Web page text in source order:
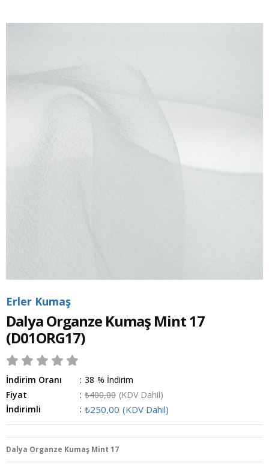
Erler Kumaş
Dalya Organze Kumaş Mint 17
(D01ORG17)
İndirim Oranı : %
38
İndirim
Fiyat
: ₺400,00 (KDV Dahil)
İndirimli
: ₺250,00 (KDV Dahil)
Dalya Organze Kumaş Mint 17